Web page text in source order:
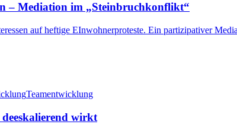
– Mediation im „Steinbruchkonflikt“
auf heftige EInwohnerproteste. Ein partizipativer
Teamentwicklung
wirkt